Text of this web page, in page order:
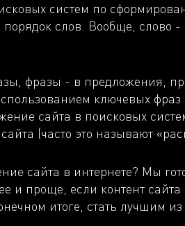
систем по
слов. Вообще, слово
фразы - в предложения,
ключевых фраз
сайта в поисковых
(часто это называют
сайта в интернете? Мы
и проще, если контент
итоге, стать лучшим